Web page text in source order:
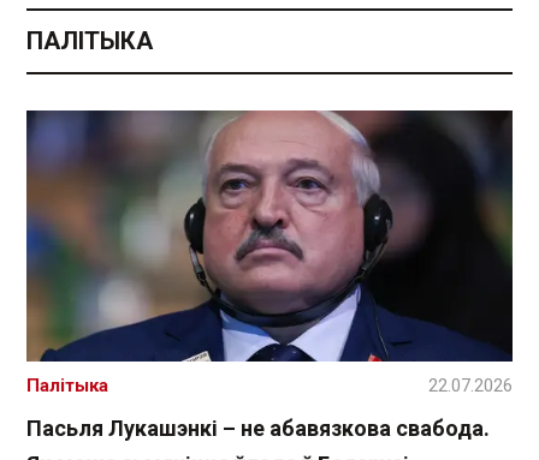
ПАЛІТЫКА
Пасьля Лукашэнкі – не абавязкова свабода.
Палітыка 22.07.2026